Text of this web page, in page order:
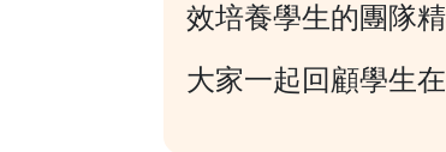
效培養學生的團隊精
大家一起回顧學生